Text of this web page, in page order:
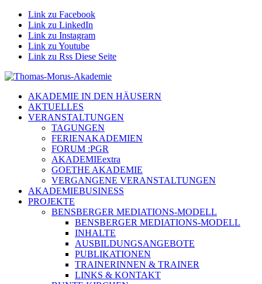
Link zu Facebook
Link zu LinkedIn
Link zu Instagram
Link zu Youtube
Link zu Rss Diese Seite
AKADEMIE IN DEN HÄUSERN
AKTUELLES
VERANSTALTUNGEN
TAGUNGEN
FERIENAKADEMIEN
FORUM :PGR
AKADEMIEextra
GOETHE AKADEMIE
VERGANGENE VERANSTALTUNGEN
AKADEMIEBUSINESS
PROJEKTE
BENSBERGER MEDIATIONS-MODELL
BENSBERGER MEDIATIONS-MODELL
INHALTE
AUSBILDUNGSANGEBOTE
PUBLIKATIONEN
TRAINERINNEN & TRAINER
LINKS & KONTAKT